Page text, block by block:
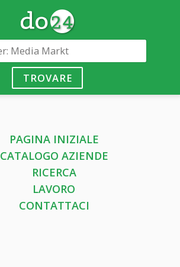
TROVARE
PAGINA INIZIALE
CATALOGO AZIENDE
RICERCA
LAVORO
CONTATTACI